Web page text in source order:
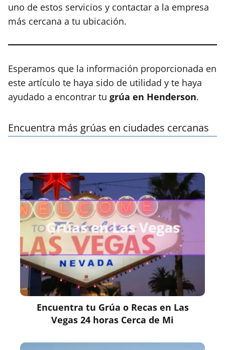
uno de estos servicios y contactar a la empresa
más cercana a tu ubicación.
Esperamos que la información proporcionada en
este artículo te haya sido de utilidad y te haya
ayudado a encontrar tu grúa en Henderson.
Encuentra más grúas en ciudades cercanas
Encuentra tu Grúa o Recas en Las
Vegas 24 horas Cerca de Mi